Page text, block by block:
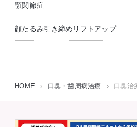
顎関節症
顔たるみ引き締めリフトアップ
HOME › 口臭・歯周病治療 › 口臭治